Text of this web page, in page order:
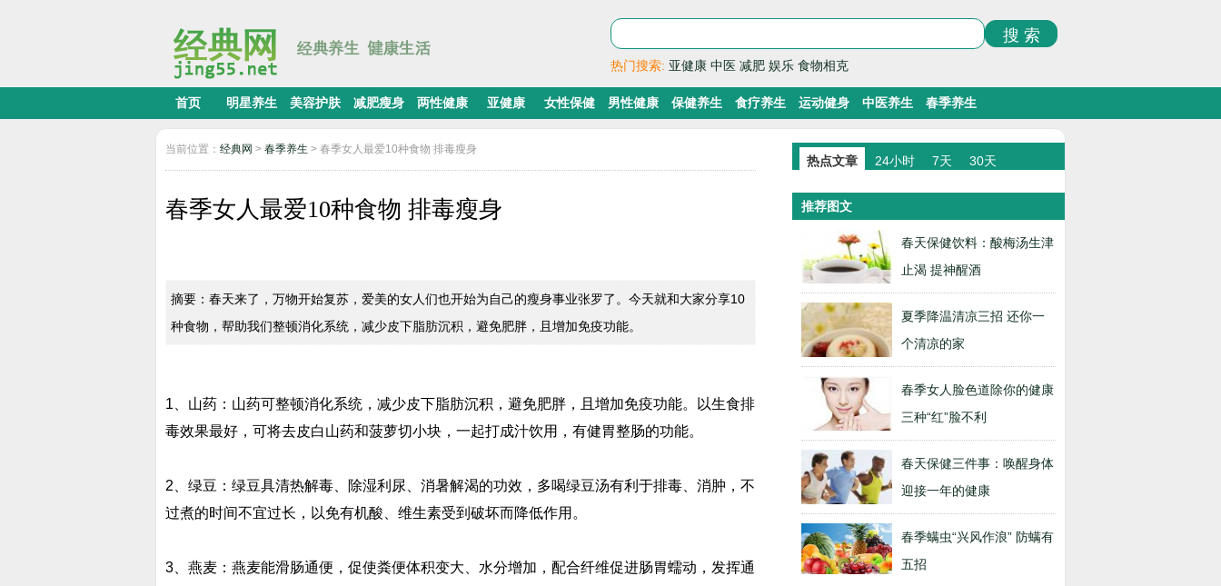
热门搜索: 亚健康 中医 减肥 娱乐 食物相克
首页 明星养生 美容护肤 减肥瘦身 两性健康 亚健康 女性保健 男性健康 保健养生 食疗养生 运动健身 中医养生 春季养生
当前位置： 经典网 > 春季养生 > 春季女人最爱10种食物 排毒瘦身
春季女人最爱10种食物 排毒瘦身
摘要：春天来了，万物开始复苏，爱美的女人们也开始为自己的瘦身事业张罗了。今天就和大家分享10
种食物，帮助我们整顿消化系统，减少皮下脂肪沉积，避免肥胖，且增加免疫功能。
1、山药：山药可整顿消化系统，减少皮下脂肪沉积，避免肥胖，且增加免疫功能。以生食排
毒效果最好，可将去皮白山药和菠萝切小块，一起打成汁饮用，有健胃整肠的功能。
2、绿豆：绿豆具清热解毒、除湿利尿、消暑解渴的功效，多喝绿豆汤有利于排毒、消肿，不
过煮的时间不宜过长，以免有机酸、维生素受到破坏而降低作用。
3、燕麦：燕麦能滑肠通便，促使粪便体积变大、水分增加，配合纤维促进肠胃蠕动，发挥通
热点文章 24小时 7天 30天
推荐图文
春天保健饮料：酸梅汤生津
止渴 提神醒酒
夏季降温清凉三招 还你一
个清凉的家
春季女人脸色道除你的健康
三种“红”脸不利
春天保健三件事：唤醒身体
迎接一年的健康
春季螨虫“兴风作浪” 防螨有
五招